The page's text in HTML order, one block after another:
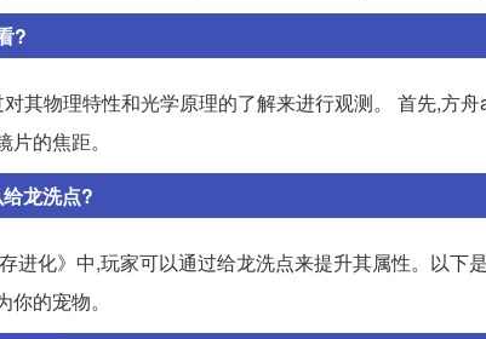
?
其物理特性和光学原理的了解来进行观测。 首先,方
的焦距。
龙洗点?
进化》中,玩家可以通过给龙洗点来提升其属性。以下
的宠物。